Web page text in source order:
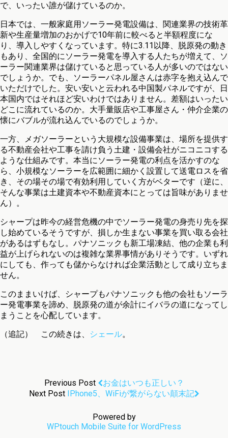
で、いったい誰が儲けているのか。
日本では、一般家庭用ソーラー発電設備は、関連業界の技術革
新や生産量増加のおかげで10年前に較べると半額程度にな
り、導入しやすくなっています。特に3.11以降、脱原発の動き
もあり、全国的にソーラー発電を導入する人たちが増えて、ソ
ーラー関連業界は儲けていると思っている人が多いのではない
でしょうか。でも、ソーラーパネル屋さんは赤字を抱え込んで
いただけでした。安い安いと云われる中国製パネルですが、日
本国内ではそれほど安いわけではありません。差額はいったい
どこに流れているのか。大手量販店や工事屋さん・仲介企業の
懐にバブルが流れ込んでいるのでしょうか。
一方、メガソーラーという大規模な設備事業は、場所を提供す
る不動産会社や工事を請け負う土建・設備会社がニコニコする
ような仕組みです。本当にソーラー発電の利点を活かすのな
ら、小規模なソーラーを広範囲に細かく設置して送電ロスを省
き、その場その場で有効利用していく方がベターです（逆に、
そんな事業は土建資本や不動産資本にとっては旨味がありませ
ん）。
シャープは昨今の経営危機の中でソーラー発電の身売り先を探
し始めているそうですが、損しか生まない事業を買い取る会社
があるはずもなし。パナソニックも新工場凍結、他の企業も利
益が上げられないのは複雑な業界事情がありそうです。いずれ
にしても、作っても儲からなければ企業活動として成り立ちま
せん。
このままいけば、シャープもパナソニックも他の会社もソーラ
ー発電事業を諦め、脱原発の道が余計にイバラの道になってし
まうことを心配しています。
（追記） この続きは、
シェール。
Previous Post
お金はいつも正しい？
Next Post IPhone5、WiFiが繋がらない顛末記
Powered by
WPtouch Mobile Suite for WordPress